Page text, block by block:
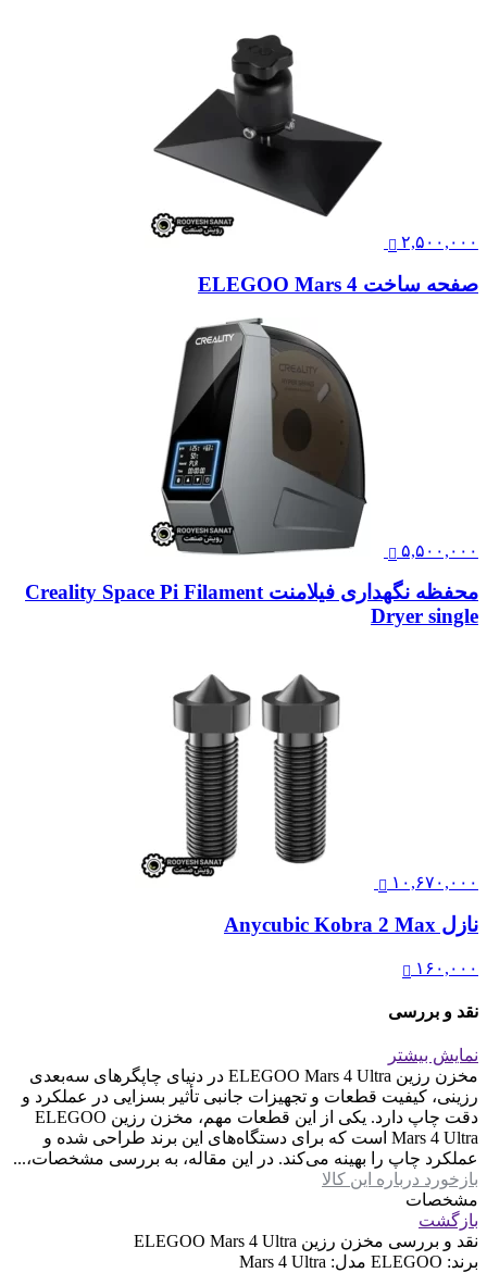
۲,۵۰۰,۰۰۰
صفحه ساخت ELEGOO Mars 4
۵,۵۰۰,۰۰۰
محفظه نگهداری فیلامنت Creality Space Pi Filament
Dryer single
۱۰,۶۷۰,۰۰۰
نازل Anycubic Kobra 2 Max
۱۶۰,۰۰۰
نقد و بررسی
نمایش بیشتر
مخزن رزین ELEGOO Mars 4 Ultra در دنیای چاپگرهای سه‌بعدی
رزینی، کیفیت قطعات و تجهیزات جانبی تأثیر بسزایی در عملکرد و
دقت چاپ دارد. یکی از این قطعات مهم، مخزن رزین ELEGOO
Mars 4 Ultra است که برای دستگاه‌های این برند طراحی شده و
عملکرد چاپ را بهینه می‌کند. در این مقاله، به بررسی مشخصات،...
بازخورد درباره این کالا
مشخصات
بازگشت
نقد و بررسی مخزن رزین ELEGOO Mars 4 Ultra
برند: ELEGOO مدل: Mars 4 Ultra